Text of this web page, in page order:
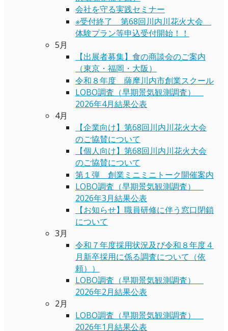
会社を守る実践セミナー
※受付終了 第68回川内川花火大会
体験プラン等申込受付開始！！
5月
【出展者募集】食の商談会のご案内
（東京・福岡・大阪）
令和８年度 薩摩川内市創業スクール
LOBO調査（早期景気観測調査）
2026年4月結果公表
4月
【企業向け】第68回川内川花火大会
のご協賛について
【個人向け】第68回川内川花火大会
のご協賛について
第１弾 創業ミニミニトーク開催案内
LOBO調査（早期景気観測調査）
2026年3月結果公表
【お知らせ】職員研修に伴う窓口閉鎖
について
3月
令和７年度採用状況及び令和８年度４
月新卒採用に係る調査について（依
頼））
LOBO調査（早期景気観測調査）
2026年2月結果公表
2月
LOBO調査（早期景気観測調査）
2026年1月結果公表